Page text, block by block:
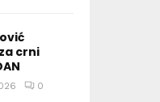
crni
0